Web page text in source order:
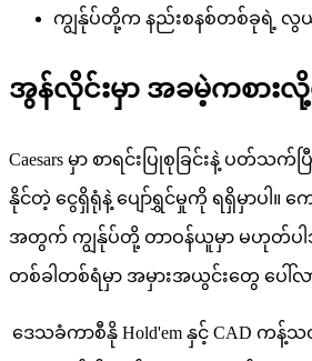
ကျွန်ုပ်တို့က နည်းစနစ်တစ်ခုရဲ့ လွယ်
အွန်လိုင်းမှာ အခမဲ့ကစားလို့
Caesars မှာ စာရင်းပြုစုခြင်းနဲ့
နိုင်တဲ့ ငွေရှိရုံနဲ့ ပျော်ရွှင်မှုကို ရရှိမှာပါ
အတွက် ကျွန်ုပ်တို့ တာဝန်ယူမှာ မဟုတ်ပါဘူ
တစ်ခါတစ်ရံမှာ အမှားအယွင်းတွေ ပေါ်
ဒေသခံကာစီနို Hold'em နှင့် CAD က